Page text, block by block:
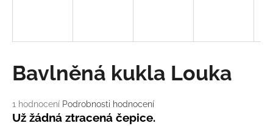
Průměrné
hodnocení
1 hodnocení Podrobnosti hodnocení
Bavlněná kukla Louka
Už žádná ztracená čepice.
D
o
o
r